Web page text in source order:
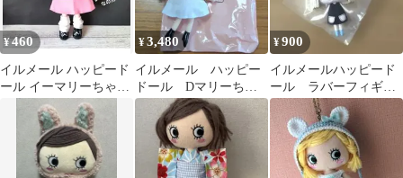
¥460
イルメール ハッピード
ール イーマリーちゃん
⭐️オフホワイトレッグ
ウォーマー♪
¥3,480
イルメール ハッピー
ドール Dマリーちゃ
ん
¥900
イルメールハッピード
ール ラバーフィギュ
アマスコット Aマリ
ー